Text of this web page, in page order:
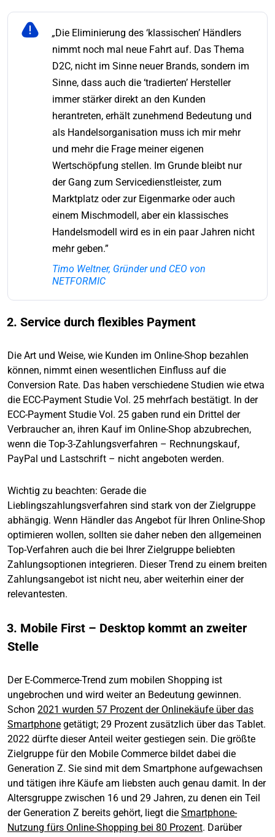
„Die Eliminierung des ‘klassischen’ Händlers
nimmt noch mal neue Fahrt auf. Das Thema
D2C, nicht im Sinne neuer Brands, sondern im
Sinne, dass auch die ‘tradierten’ Hersteller
immer stärker direkt an den Kunden
herantreten, erhält zunehmend Bedeutung und
als Handelsorganisation muss ich mir mehr
und mehr die Frage meiner eigenen
Wertschöpfung stellen. Im Grunde bleibt nur
der Gang zum Servicedienstleister, zum
Marktplatz oder zur Eigenmarke oder auch
einem Mischmodell, aber ein klassisches
Handelsmodell wird es in ein paar Jahren nicht
mehr geben.”
Timo Weltner, Gründer und CEO von
NETFORMIC
2. Service durch flexibles Payment
Die Art und Weise, wie Kunden im Online-Shop bezahlen
können, nimmt einen wesentlichen Einfluss auf die
Conversion Rate. Das haben verschiedene Studien wie etwa
die ECC-Payment Studie Vol. 25 mehrfach bestätigt. In der
ECC-Payment Studie Vol. 25 gaben rund ein Drittel der
Verbraucher an, ihren Kauf im Online-Shop abzubrechen,
wenn die Top-3-Zahlungsverfahren – Rechnungskauf,
PayPal und Lastschrift – nicht angeboten werden.
Wichtig zu beachten: Gerade die
Lieblingszahlungsverfahren sind stark von der Zielgruppe
abhängig. Wenn Händler das Angebot für Ihren Online-Shop
optimieren wollen, sollten sie daher neben den allgemeinen
Top-Verfahren auch die bei Ihrer Zielgruppe beliebten
Zahlungsoptionen integrieren. Dieser Trend zu einem breiten
Zahlungsangebot ist nicht neu, aber weiterhin einer der
relevantesten.
3. Mobile First – Desktop kommt an zweiter
Stelle
Der E-Commerce-Trend zum mobilen Shopping ist
ungebrochen und wird weiter an Bedeutung gewinnen.
Schon 2021 wurden 57 Prozent der Onlinekäufe über das
Smartphone getätigt; 29 Prozent zusätzlich über das Tablet.
2022 dürfte dieser Anteil weiter gestiegen sein. Die größte
Zielgruppe für den Mobile Commerce bildet dabei die
Generation Z. Sie sind mit dem Smartphone aufgewachsen
und tätigen ihre Käufe am liebsten auch genau damit. In der
Altersgruppe zwischen 16 und 29 Jahren, zu denen ein Teil
der Generation Z bereits gehört, liegt die Smartphone-
Nutzung fürs Online-Shopping bei 80 Prozent. Darüber